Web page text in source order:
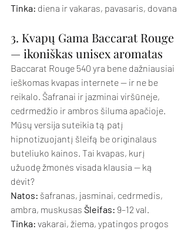
Tinka: diena ir vakaras, pavasaris, dovana
3. Kvapų Gama Baccarat Rouge
— ikoniškas unisex aromatas
Baccarat Rouge 540 yra bene dažniausiai
ieškomas kvapas internete — ir ne be
reikalo. Šafranai ir jazminai viršūnėje,
cedrmedžio ir ambros šiluma apačioje.
Mūsų versija suteikia tą patį
hipnotizuojantį šleifą be originalaus
buteliuko kainos. Tai kvapas, kurį
užuodę žmonės visada klausia — ką
dėvit?
Natos: šafranas, jasminai, cedrmedis,
ambra, muskusas Šleifas: 9–12 val.
Tinka: vakarai, žiema, ypatingos progos